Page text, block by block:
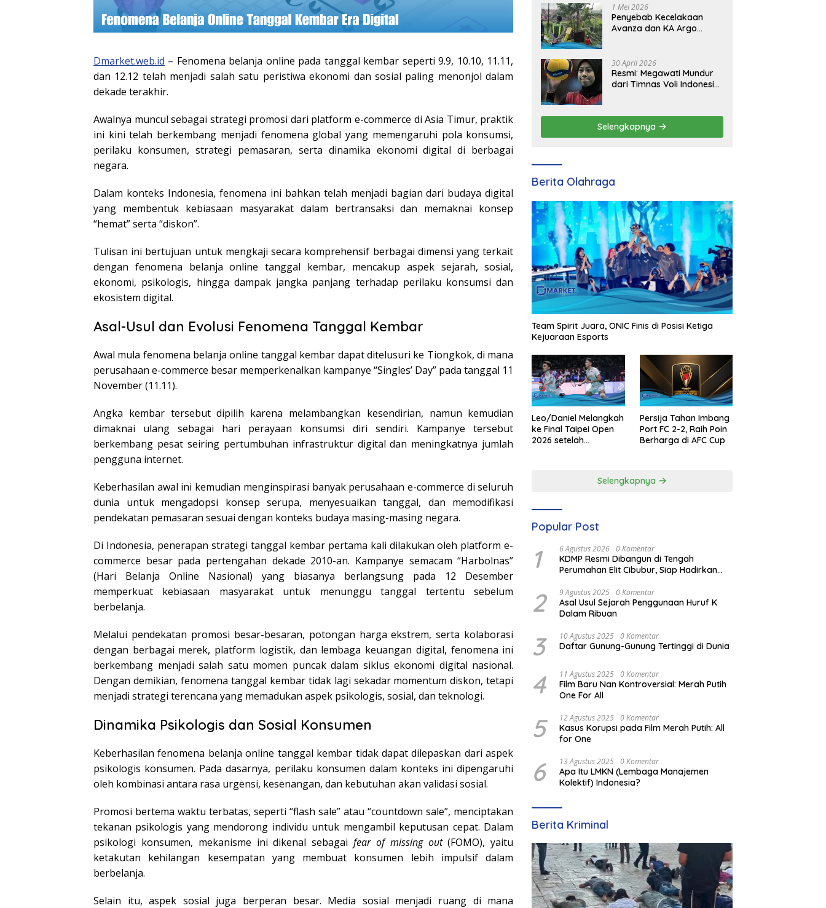
Dmarket.web.id – Fenomena belanja online pada tanggal kembar seperti 9.9, 10.10, 11.11,
dan 12.12 telah menjadi salah satu peristiwa ekonomi dan sosial paling menonjol dalam
dekade terakhir.
Awalnya muncul sebagai strategi promosi dari platform e-commerce di Asia Timur, praktik
ini kini telah berkembang menjadi fenomena global yang memengaruhi pola konsumsi,
perilaku konsumen, strategi pemasaran, serta dinamika ekonomi digital di berbagai
negara.
Dalam konteks Indonesia, fenomena ini bahkan telah menjadi bagian dari budaya digital
yang membentuk kebiasaan masyarakat dalam bertransaksi dan memaknai konsep
“hemat” serta “diskon”.
Tulisan ini bertujuan untuk mengkaji secara komprehensif berbagai dimensi yang terkait
dengan fenomena belanja online tanggal kembar, mencakup aspek sejarah, sosial,
ekonomi, psikologis, hingga dampak jangka panjang terhadap perilaku konsumsi dan
ekosistem digital.
Asal-Usul dan Evolusi Fenomena Tanggal Kembar
Awal mula fenomena belanja online tanggal kembar dapat ditelusuri ke Tiongkok, di mana
perusahaan e-commerce besar memperkenalkan kampanye “Singles’ Day” pada tanggal 11
November (11.11).
Angka kembar tersebut dipilih karena melambangkan kesendirian, namun kemudian
dimaknai ulang sebagai hari perayaan konsumsi diri sendiri. Kampanye tersebut
berkembang pesat seiring pertumbuhan infrastruktur digital dan meningkatnya jumlah
pengguna internet.
Keberhasilan awal ini kemudian menginspirasi banyak perusahaan e-commerce di seluruh
dunia untuk mengadopsi konsep serupa, menyesuaikan tanggal, dan memodifikasi
pendekatan pemasaran sesuai dengan konteks budaya masing-masing negara.
Di Indonesia, penerapan strategi tanggal kembar pertama kali dilakukan oleh platform e-
commerce besar pada pertengahan dekade 2010-an. Kampanye semacam “Harbolnas”
(Hari Belanja Online Nasional) yang biasanya berlangsung pada 12 Desember
memperkuat kebiasaan masyarakat untuk menunggu tanggal tertentu sebelum
berbelanja.
Melalui pendekatan promosi besar-besaran, potongan harga ekstrem, serta kolaborasi
dengan berbagai merek, platform logistik, dan lembaga keuangan digital, fenomena ini
berkembang menjadi salah satu momen puncak dalam siklus ekonomi digital nasional.
Dengan demikian, fenomena tanggal kembar tidak lagi sekadar momentum diskon, tetapi
menjadi strategi terencana yang memadukan aspek psikologis, sosial, dan teknologi.
Dinamika Psikologis dan Sosial Konsumen
Keberhasilan fenomena belanja online tanggal kembar tidak dapat dilepaskan dari aspek
psikologis konsumen. Pada dasarnya, perilaku konsumen dalam konteks ini dipengaruhi
oleh kombinasi antara rasa urgensi, kesenangan, dan kebutuhan akan validasi sosial.
Promosi bertema waktu terbatas, seperti “flash sale” atau “countdown sale”, menciptakan
tekanan psikologis yang mendorong individu untuk mengambil keputusan cepat. Dalam
psikologi konsumen, mekanisme ini dikenal sebagaifear of missing out(FOMO), yaitu
ketakutan kehilangan kesempatan yang membuat konsumen lebih impulsif dalam
berbelanja.
Selain itu, aspek sosial juga berperan besar. Media sosial menjadi ruang di mana
1 Mei 2026
Penyebab Kecelakaan
Avanza dan KA Argo
30 April 2026
Resmi: Megawati Mundur
dari Timnas Voli Indonesia,
Selengkapnya
Berita Olahraga
Team Spirit Juara, ONIC Finis di Posisi Ketiga
Kejuaraan Esports
Leo/Daniel Melangkah
ke Final Taipei Open
2026 setelah
Persija Tahan Imbang
Port FC 2-2, Raih Poin
Berharga di AFC Cup
Selengkapnya
Popular Post
1 6 Agustus 2026 0 Komentar
KDMP Resmi Dibangun di Tengah
Perumahan Elit Cibubur, Siap Hadirkan
2 9 Agustus 2025 0 Komentar
Asal Usul Sejarah Penggunaan Huruf K
Dalam Ribuan
3 10 Agustus 2025 0 Komentar
Daftar Gunung-Gunung Tertinggi di Dunia
4 11 Agustus 2025 0 Komentar
Film Baru Nan Kontroversial: Merah Putih
One For All
5 12 Agustus 2025 0 Komentar
Kasus Korupsi pada Film Merah Putih: All
for One
6 13 Agustus 2025 0 Komentar
Apa Itu LMKN (Lembaga Manajemen
Kolektif) Indonesia?
Berita Kriminal